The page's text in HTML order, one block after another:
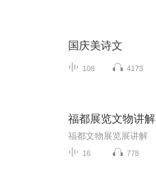
国庆美诗文
108 4173
福都展览文物讲解
福都文物展览展讲解
16 778